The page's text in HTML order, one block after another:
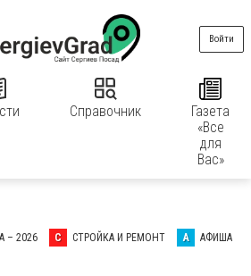
Справочник
Газета
«Все
для
Вас»
Войти
– 2026 С СТРОЙКА И РЕМОНТ А АФИША